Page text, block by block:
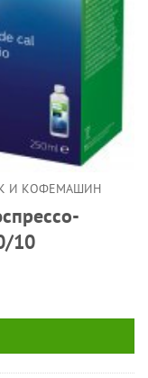
И КОФЕМАШИН
10